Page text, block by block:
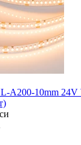
A200-10mm 24V